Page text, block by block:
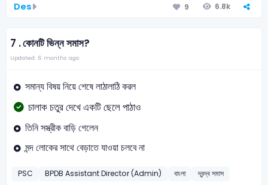
Des 9 6.8k
7 .কোনটি ভিন্ন সমাস?
Updated: 6 months ago
সমান্য বিষয় নিয়ে শেষে লাঠালাঠি করল
চালাক চতুর দেখে একটি ছেলে পাঠাও
তিনি সস্ত্রীক বাড়ি গেলেন
মন্দ লোকের সাথে বেড়াতে যাওয়া চলবে না
PSC BPDB Assistant Director (Admin) বাংলা দ্বন্দ্ব সমাস